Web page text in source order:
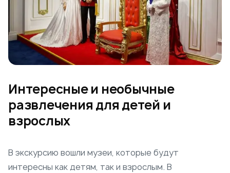
Интересные и необычные
развлечения для детей и
взрослых
В экскурсию вошли музеи, которые будут
интересны как детям, так и взрослым. В